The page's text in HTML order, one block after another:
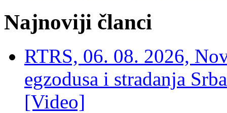
Najnoviji članci
RTRS, 06. 08. 2026,
egzodusa i stradanja
[Video]